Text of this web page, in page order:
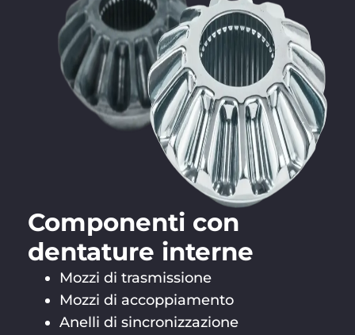
Componenti con
dentature interne
Mozzi di trasmissione
Mozzi di accoppiamento
Anelli di sincronizzazione